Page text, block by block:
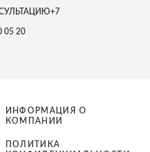
+7
05 20
ИНФОРМАЦИЯ О
КОМПАНИИ
ПОЛИТИКА